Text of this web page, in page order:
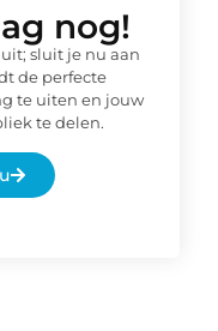
nog!
sluit je nu aan
de perfecte
te uiten en jouw
te delen.